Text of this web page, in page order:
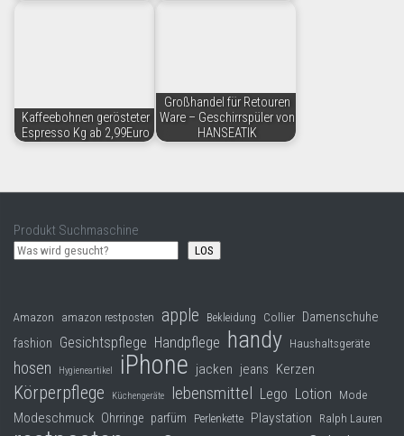
Kaffeebohnen gerösteter
Espresso Kg ab 2,99Euro
Großhandel für Retouren
Ware – Geschirrspüler von
HANSEATIK
Produkt Suchmaschine
LOS
Amazon amazon restposten apple Bekleidung Collier Damenschuhe
fashion Gesichtspflege Handpflege handy Haushaltsgeräte
hosen Hygieneartikel iPhone jacken jeans Kerzen
Körperpflege Küchengeräte lebensmittel Lego Lotion Mode
Modeschmuck Ohrringe parfüm Perlenkette Playstation Ralph Lauren